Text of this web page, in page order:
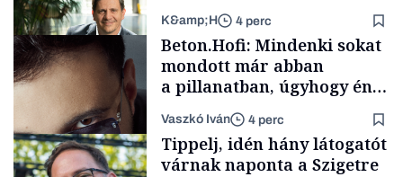
Elszámoltatás
TÁMOGATÓI
TARTALOM
K&amp;H 4 perc
Beton.Hofi: Mindenki sokat
mondott már abban
a pillanatban, úgyhogy én
a legsarkosabb
gondolataimat akartam
kimondani
Vaszkó Iván 4 perc
Tippelj, idén hány látogatót
várnak naponta a Szigetre